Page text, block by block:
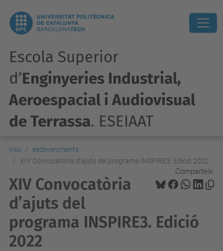
Escola Superior
d’Enginyeries Industrial,
Aeroespacial i Audiovisual
de Terrassa. ESEIAAT
Inici
esdeveniments
XIV Convocatòria d’ajuts del programa INSPIRE3. Edició 2022
Comparteix:
XIV Convocatòria
d’ajuts del
programa INSPIRE3. Edició
2022